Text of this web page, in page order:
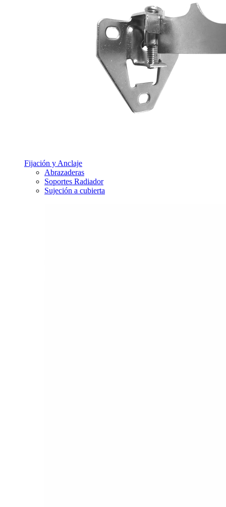
Fijación y Anclaje
Abrazaderas
Soportes Radiador
Sujeción a cubierta